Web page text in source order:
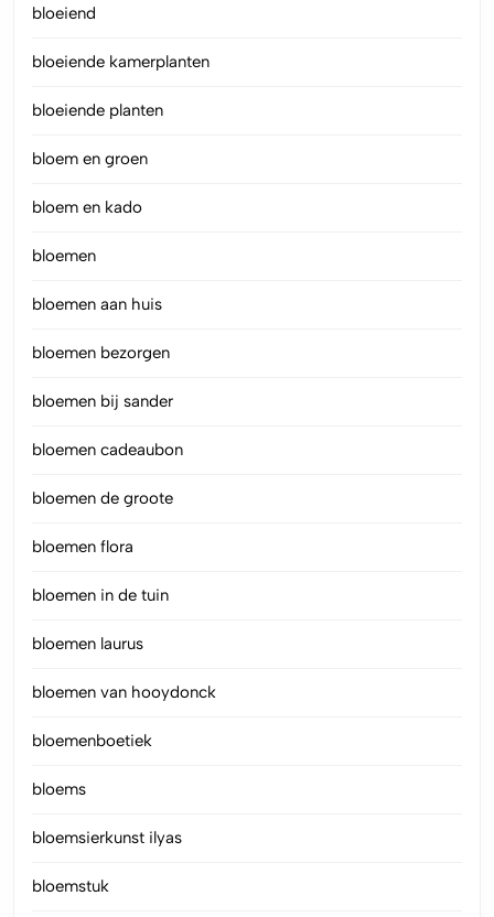
bloeiend
bloeiende kamerplanten
bloeiende planten
bloem en groen
bloem en kado
bloemen
bloemen aan huis
bloemen bezorgen
bloemen bij sander
bloemen cadeaubon
bloemen de groote
bloemen flora
bloemen in de tuin
bloemen laurus
bloemen van hooydonck
bloemenboetiek
bloems
bloemsierkunst ilyas
bloemstuk